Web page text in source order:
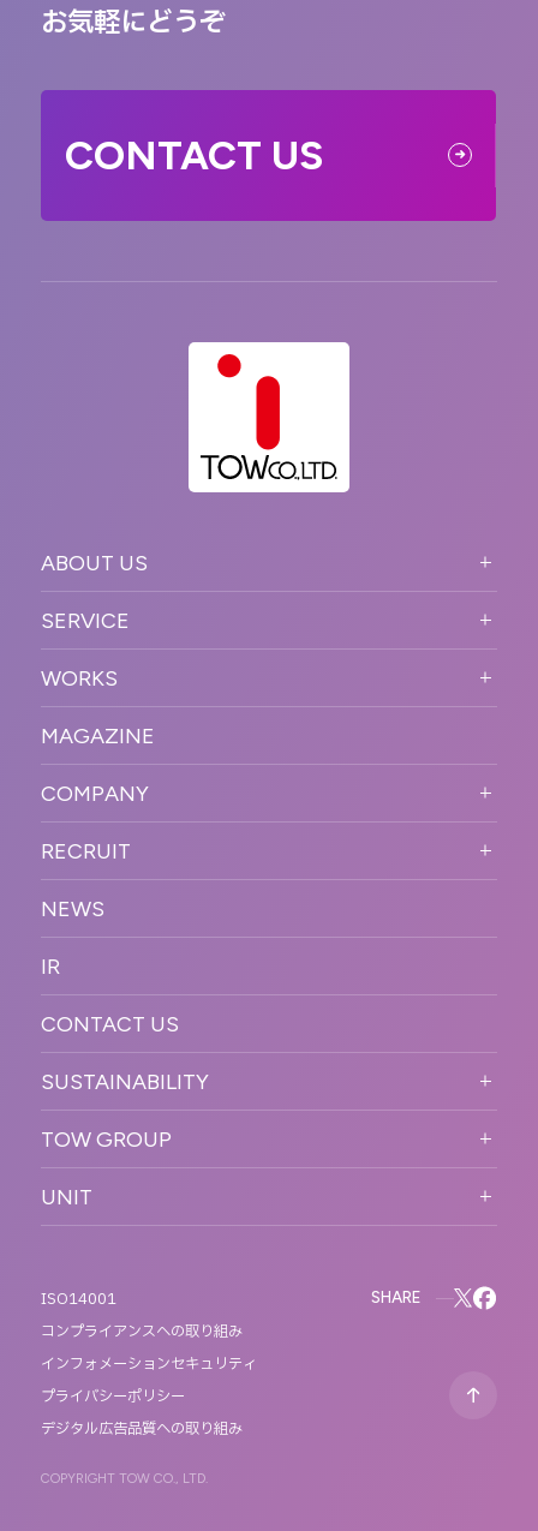
お気軽にどうぞ
CONTACT US
ABOUT US
PURPOSE
VISION
OUR DNA
SERVICE
STRONG POINT
BUSINESS DOMAIN
SOLUTION
WORKFLOW
WORKS
オンラインイベント
SNSプロモーション
プラットフォーム販
促
デジタル制作・映像
制作
PR
カンファレンス・展示会・アワ
ESPORTS・ゲームプロモーシ
MAGAZINE
COMPANY
COMPANY INFORMATION
MESSAGE
OFFICER
ACCESS
ORGANIZATION CHART
HISTORY
RECRUIT
新卒採用
キャリア採用
NEWS
IR
CONTACT US
SUSTAINABILITY
サステナビリティ
TOW GROUP
MOTTO
BLUES MOBILE
UNIT
ISO14001
コンプライアンスへの取り組み
インフォメーションセキュリティ
プライバシーポリシー
デジタル広告品質への取り組み
COPYRIGHT TOW CO., LTD.
SHARE